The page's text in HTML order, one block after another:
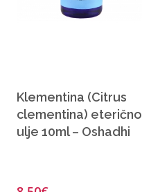
Klementina (Citrus
clementina) eterično
ulje 10ml – Oshadhi